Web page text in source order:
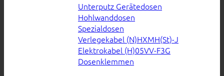
Unterputz Gerätedosen
Hohlwanddosen
Spezialdosen
Verlegekabel (N)HXMH(St)-J
Elektrokabel (H)05VV-F3G
Dosenklemmen